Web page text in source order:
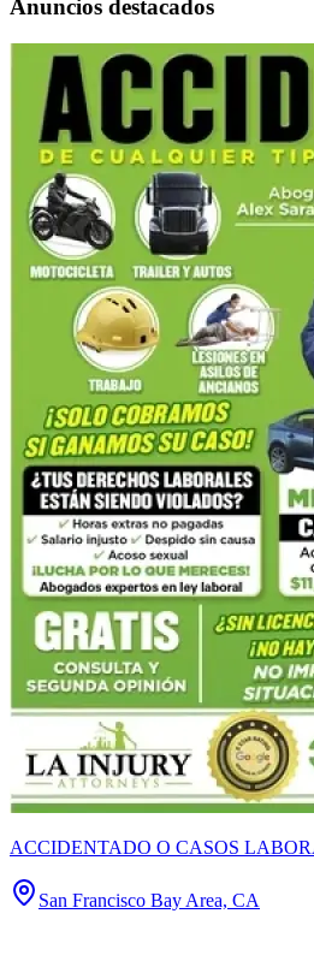
Anuncios destacados
ACCIDENTADO O CASOS
San Francisco Bay Area, CA